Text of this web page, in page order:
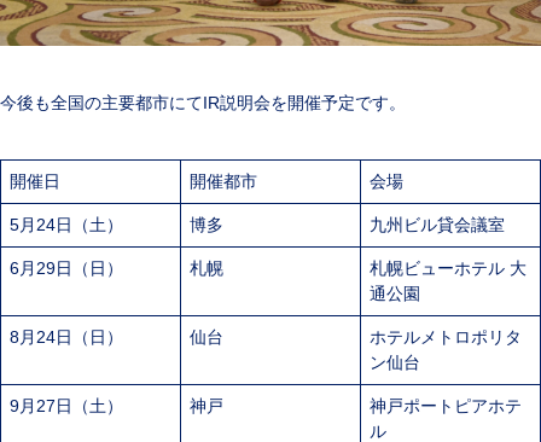
今後も全国の主要都市にてIR説明会を開催予定です。
開催日 開催都市 会場
5月24日（土） 博多 九州ビル貸会議室
6月29日（日） 札幌
札幌ビューホテル 大
通公園
8月24日（日） 仙台
ホテルメトロポリタ
ン仙台
9月27日（土） 神戸
神戸ポートピアホテ
ル